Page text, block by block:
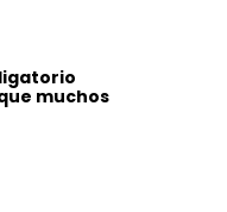
muchos